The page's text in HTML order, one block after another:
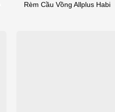
Rèm Cầu Vồng Allplus Habi